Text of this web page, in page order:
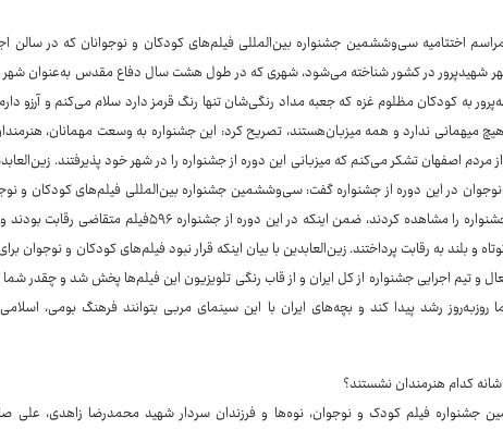
اختتامیه سی‌وششمین جشنواره بین‌المللی فیلم‌های کودکان و نوجوانان که در سالن
شهیدپرور در کشور شناخته می‌شود، شهری که در طول هشت سال دفاع مقدس به‌عنوان شهر
به کودکان مظلوم غزه که جعبه مداد رنگی‌شان تنها رنگ قرمز دارد سلام می‌کنم و آرزو
میهمانی ندارد و همه میزبان‌هستند، تصریح کرد: این جشنواره به وسعت مهمانان،
اصفهان تشکر می‌کنم که میزبانی این دوره از جشنواره را در شهر خود پذیرفتند.
نوجوان در این دوره از جشنواره گفت: سی‌وششمین جشنواره بین‌المللی فیلم‌های کودکان و
۲۴هزار نفر در ۶۵نوبت اکران، فیلم‌های جشنواره را مشاهده کردند، ضمن اینکه در این دوره از
بلند به رقابت پرداختند. زین‌العابدین با بیان اینکه قرار نبود فیلم‌های کودکان و نوجوان
و تیم اجرایی جشنواره از کل ایران و از قاب رنگی تلویزیون این فیلم‌ها پخش شد و چقدر شما
رشد پیدا کند و بچه‌های ‌ایران با این سینمای مربی بتوانند فرهنگ بومی، اسلامی
کدام هنرمندان نشستند؟
جشنواره فیلم کودک و نوجوان، نوه‌ها و فرزندان سردار شهید محمدرضا زاهدی، علی